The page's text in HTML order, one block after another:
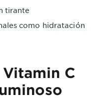
tirante
como hidratación
C